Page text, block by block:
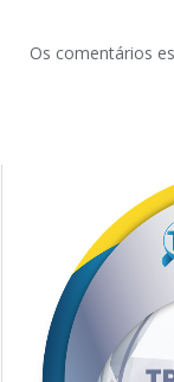
Os comentários